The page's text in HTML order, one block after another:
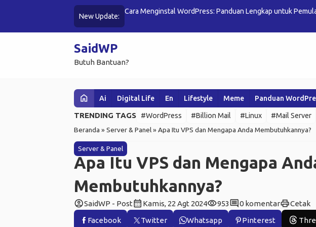
New Update:
Update BillionMail v4.4: Outbound IP Binding & Optimasi
SaidWP
Butuh Bantuan?
home Ai Digital Life En Lifestyle Meme Panduan
TRENDING TAGS #WordPress #Billion Mail #Linux #Mail Server
Beranda »Server & Panel»Apa Itu VPS dan Mengapa Anda Membutuhkannya?
Server & Panel
Apa Itu VPS dan Mengapa
Membutuhkannya?
account_circleSaidWP - Postcalendar_month Kamis, 22 Agt 2024visibility953comment0 komentarprintCetak
Facebook
Twitter Whatsapp Pinterest